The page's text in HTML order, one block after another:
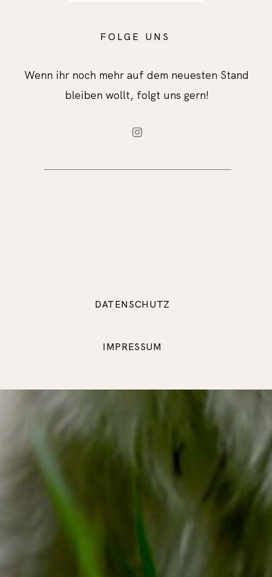
FOLGE UNS
DATENSCHUTZ
Wenn ihr noch mehr auf dem neuesten Stand
bleiben wollt, folgt uns gern!
IMPRESSUM